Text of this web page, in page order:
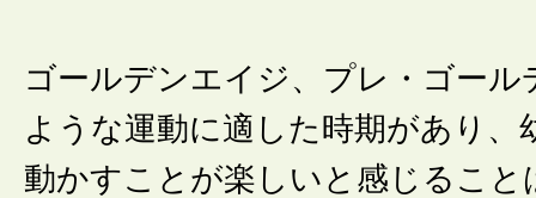
ゴールデンエイジ、プレ・ゴール
ような運動に適した時期があり、
動かすことが楽しいと感じること